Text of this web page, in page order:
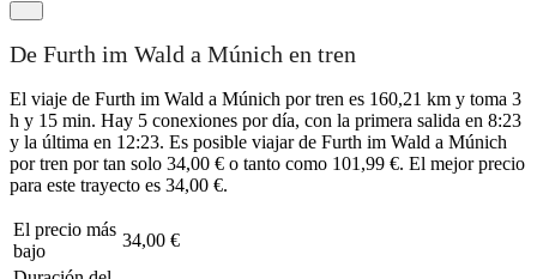
De Furth im Wald a Múnich en tren
El viaje de Furth im Wald a Múnich por tren es 160,21 km y toma 3
h y 15 min. Hay 5 conexiones por día, con la primera salida en 8:23
y la última en 12:23. Es posible viajar de Furth im Wald a Múnich
por tren por tan solo 34,00 € o tanto como 101,99 €. El mejor precio
para este trayecto es 34,00 €.
El precio más
bajo
34,00 €